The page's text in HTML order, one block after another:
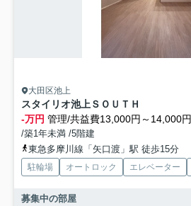
大田区池上
スタイリオ池上ＳＯＵＴＨ
-万円 管理/共益費13,000円～14,000円
/築1年未満 /5階建
東急多摩川線「矢口渡」駅 徒歩15分
駐輪場 オートロック エレベーター
募集中の部屋